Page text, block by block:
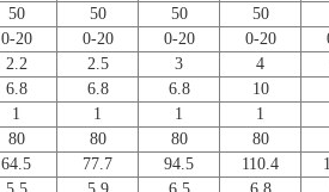
50 50 50 50
0-20 0-20 0-20 0-20
2.2 2.5 3 4
6.8 6.8 6.8 10
1 1 1 1
80 80 80 80
64.5 77.7 94.5 110.4